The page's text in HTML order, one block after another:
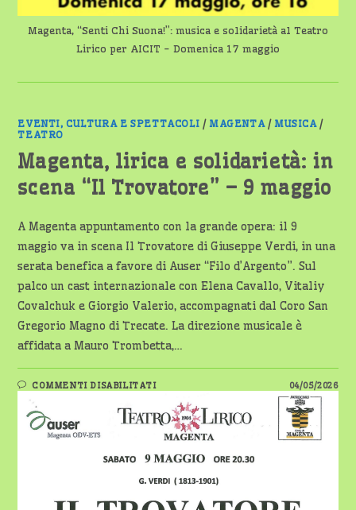
Magenta, “Senti Chi Suona!”: musica e solidarietà al Teatro
Lirico per AICIT - Domenica 17 maggio
EVENTI, CULTURA E SPETTACOLI / MAGENTA/ MUSICA/
TEATRO
Magenta, lirica e solidarietà: in
scena “Il Trovatore” – 9 maggio
A Magenta appuntamento con la grande opera: il 9
maggio va in scena Il Trovatore di Giuseppe Verdi, in una
serata benefica a favore di Auser “Filo d’Argento”. Sul
palco un cast internazionale con Elena Cavallo, Vitaliy
Covalchuk e Giorgio Valerio, accompagnati dal Coro San
Gregorio Magno di Trecate. La direzione musicale è
affidata a Mauro Trombetta,…
COMMENTI DISABILITATISU
MAGENTA,
LIRICA
E
SOLIDARIETÀ:
IN
“IL
TROVATORE”
–
9
MAGGIO
04/05/2026